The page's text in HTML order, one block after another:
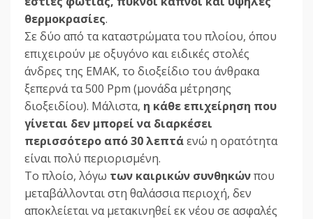
θερμοκρασίες.
Σε δύο από τα καταστρώματα του πλοίου, όπου
επιχειρούν με οξυγόνο και ειδικές στολές
άνδρες της ΕΜΑΚ, το διοξείδιο του άνθρακα
ξεπερνά τα 500 Ppm (μονάδα μέτρησης
διοξειδίου). Μάλιστα, η κάθε επιχείρηση που
γίνεται δεν μπορεί να διαρκέσει
περισσότερο από 30 λεπτάενώ η ορατότητα
είναι πολύ περιορισμένη.
Το πλοίο, λόγω των καιρικών συνθηκώνπου
μεταβάλλονται στη θαλάσσια περιοχή, δεν
αποκλείεται να μετακινηθεί εκ νέου σε ασφαλές